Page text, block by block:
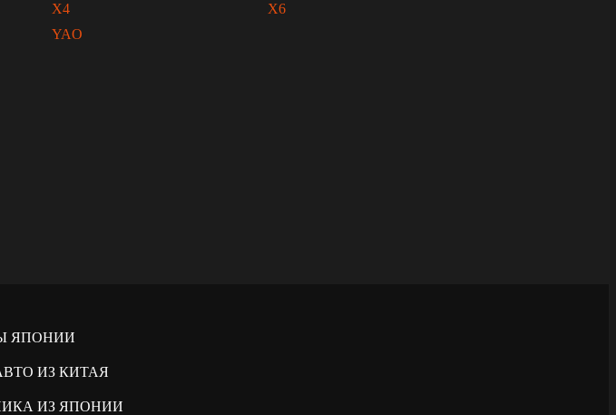
X4
X6
YAO
ЯПОНИИ
ИЗ КИТАЯ
ИЗ ЯПОНИИ